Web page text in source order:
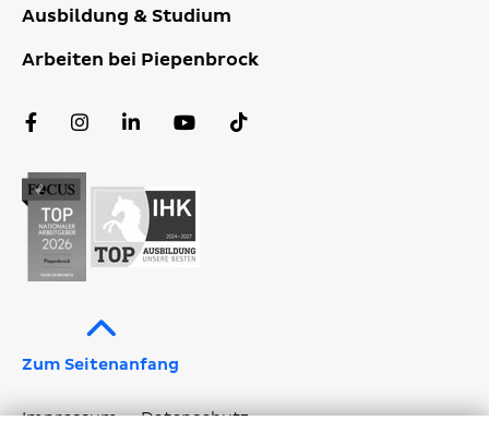
Ausbildung & Studium
Arbeiten bei Piepenbrock
FacebookInstagram
LinkedInYouTube
Zum Seitenanfang
Impressum Datenschutz